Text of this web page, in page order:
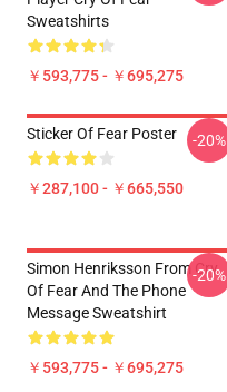
Sweatshirts
￥593,775 - ￥695,275
Sticker Of Fear Poster
￥287,100 - ￥665,550
-20%
Simon Henriksson From Cry
Of Fear And The Phone
Message Sweatshirt
￥593,775 - ￥695,275
-20%